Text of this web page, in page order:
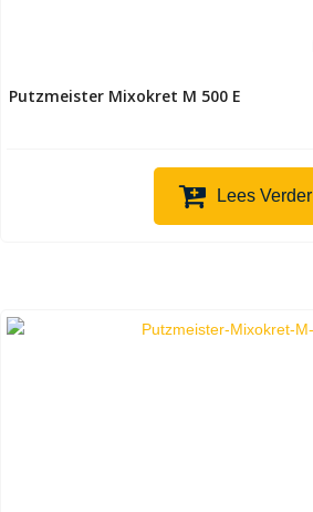
Putzmeister Mixokret M 500 E
Lees Verder